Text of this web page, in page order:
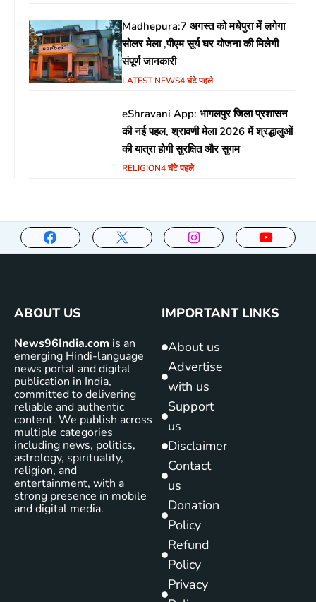
Madhepura:7 अगस्त को मधेपुरा में लगेगा
सोलर मेला ,पीएम सूर्य घर योजना की मिलेगी
संपूर्ण जानकारी
LATEST NEWS4 घंटे पहले
eShravani App: भागलपुर जिला प्रशासन
की नई पहल, श्रावणी मेला 2026 में श्रद्धालुओं
की यात्रा होगी सुरक्षित और सुगम
RELIGION4 घंटे पहले
ABOUT US
News96India.com is an
emerging Hindi-language
news portal and digital
publication in India,
committed to delivering
reliable and authentic
content. We publish across
multiple categories
including news, politics,
astrology, spirituality,
religion, and
entertainment, with a
strong presence in mobile
and digital media.
IMPORTANT LINKS
About us
Advertise
with us
Support
us
Disclaimer
Contact
us
Donation
Policy
Refund
Policy
Privacy